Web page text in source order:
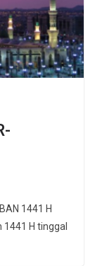
1441 H tinggal